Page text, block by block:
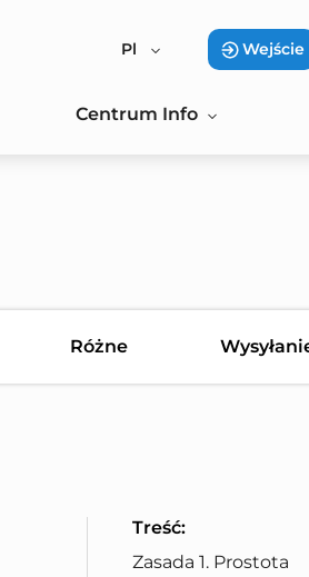
Pl Wejście
Centrum Info
Różne
Treść:
Zasada 1. Prostota